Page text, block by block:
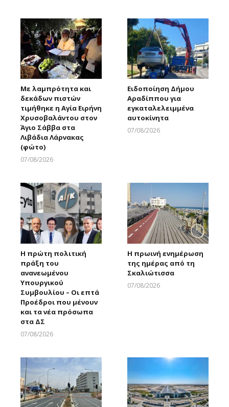
Με λαμπρότητα και
δεκάδων πιστών
τιμήθηκε η Αγία Ειρήνη
Χρυσοβαλάντου στον
Άγιο Σάββα στα
Λιβάδια Λάρνακας
(φώτο)
07/08/2026
Ειδοποίηση Δήμου
Αραδίππου για
εγκαταλελειμμένα
αυτοκίνητα
07/08/2026
Η πρώτη πολιτική
πράξη του
ανανεωμένου
Υπουργικού
Συμβουλίου – Οι επτά
Προέδροι που μένουν
και τα νέα πρόσωπα
στα ΔΣ
07/08/2026
Η πρωινή ενημέρωση
της ημέρας από τη
Σκαλιώτισσα
07/08/2026